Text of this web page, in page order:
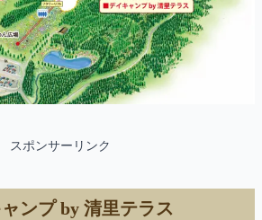
スポンサーリンク
ンプ by 清里テラス